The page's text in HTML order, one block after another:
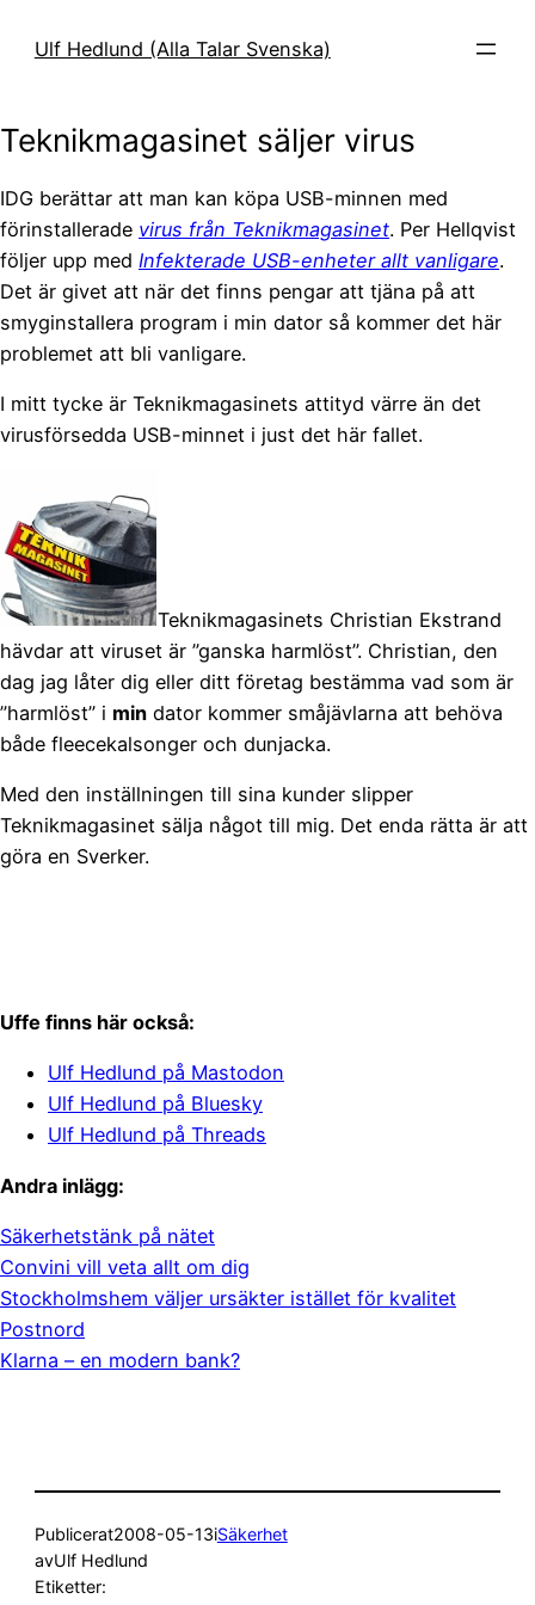
Ulf Hedlund (Alla Talar Svenska)
Teknikmagasinet säljer virus
IDG berättar att man kan köpa USB-minnen med
förinstallerade virus från Teknikmagasinet. Per Hellqvist
följer upp med Infekterade USB-enheter allt vanligare.
Det är givet att när det finns pengar att tjäna på att
smyginstallera program i min dator så kommer det här
problemet att bli vanligare.
I mitt tycke är Teknikmagasinets attityd värre än det
virusförsedda USB-minnet i just det här fallet.
Teknikmagasinets Christian Ekstrand
hävdar att viruset är ”ganska harmlöst”. Christian, den
dag jag låter dig eller ditt företag bestämma vad som är
”harmlöst” i min dator kommer småjävlarna att behöva
både fleecekalsonger och dunjacka.
Med den inställningen till sina kunder slipper
Teknikmagasinet sälja något till mig. Det enda rätta är att
göra en Sverker.
Uffe finns här också:
Ulf Hedlund på Mastodon
Ulf Hedlund på Bluesky
Ulf Hedlund på Threads
Andra inlägg:
Säkerhetstänk på nätet
Convini vill veta allt om dig
Stockholmshem väljer ursäkter istället för kvalitet
Postnord
Klarna – en modern bank?
Publicerat2008-05-13iSäkerhet
avUlf Hedlund
Etiketter: